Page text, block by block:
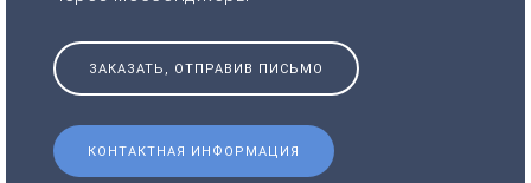
ЗАКАЗАТЬ, ОТПРАВИВ ПИСЬМО
КОНТАКТНАЯ ИНФОРМАЦИЯ